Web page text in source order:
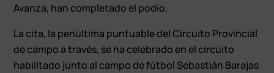
Avanza, han completado el podio.
La cita, la penúltima puntuable del Circuito Provincial
de campo a través, se ha celebrado en el circuito
habilitado junto al campo de fútbol Sebastián Barajas